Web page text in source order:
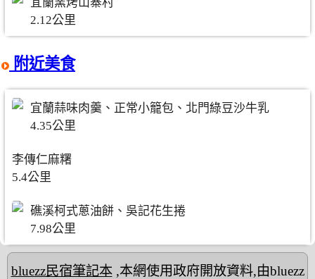
2.12公里
附近美食
宜蘭蒜味肉羹、正常小籠包、北門綠豆沙牛乳
4.35公里
李傳仁麻糬
5.4公里
礁溪柯式蔥油餅、吳記花生捲
7.98公里
bluezz民宿筆記本,本網使用政府開放資料,由bluezz